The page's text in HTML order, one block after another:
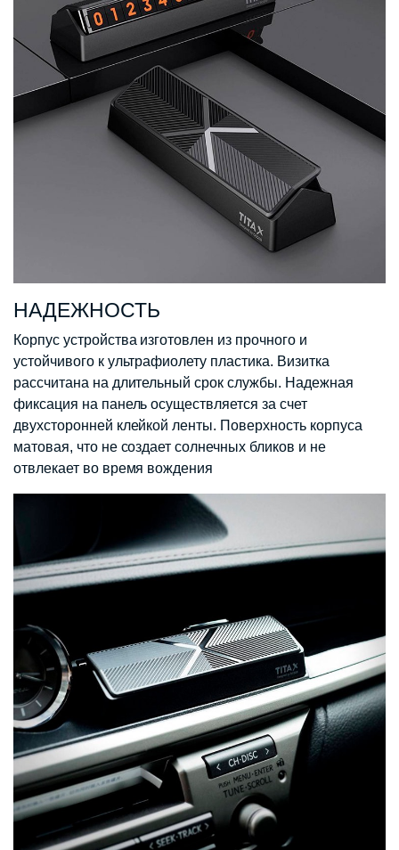
НАДЕЖНОСТЬ
Корпус устройства изготовлен из прочного и
устойчивого к ультрафиолету пластика. Визитка
рассчитана на длительный срок службы. Надежная
фиксация на панель осуществляется за счет
двухсторонней клейкой ленты. Поверхность корпуса
матовая, что не создает солнечных бликов и не
отвлекает во время вождения